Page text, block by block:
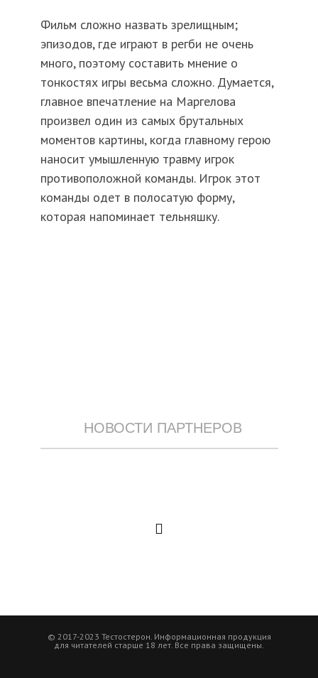
Фильм сложно назвать зрелищным;
эпизодов, где играют в регби не очень
много, поэтому составить мнение о
тонкостях игры весьма сложно. Думается,
главное впечатление на Маргелова
произвел один из самых брутальных
моментов картины, когда главному герою
наносит умышленную травму игрок
противоположной команды. Игрок этот
команды одет в полосатую форму,
которая напоминает тельняшку.
НОВОСТИ ПАРТНЕРОВ
© 2017-2023 Тестостерон. Информационная продукция
для читателей старше 18 лет. Все права защищены.